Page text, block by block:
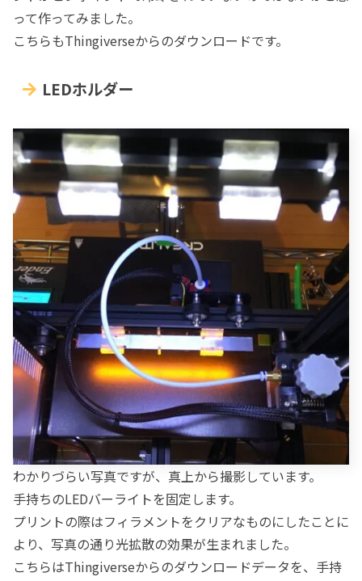
って作ってみました。
こちらもThingiverseからのダウンロードです。
LEDホルダー
わかりづらい写真ですが、真上から撮影しています。
手持ちのLEDバーライトを固定します。
プリントの際はフィラメントをクリアなものにしたことに
より、写真の通り光拡散の効果が生まれました。
こちらはThingiverseからのダウンロードデータを、手持